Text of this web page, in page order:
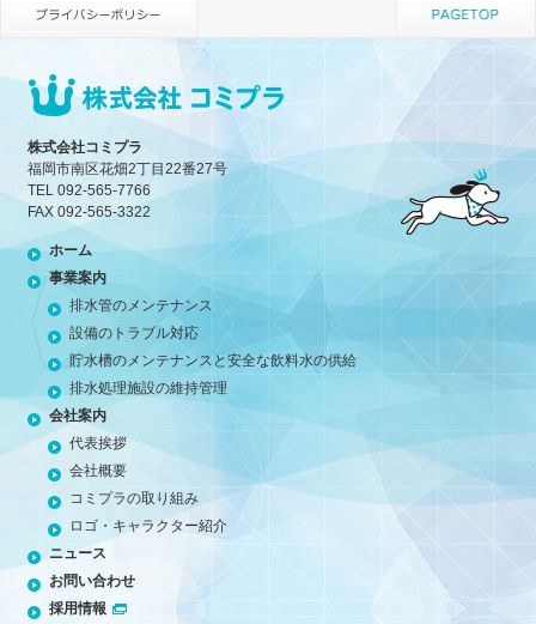
株式会社コミプラ
福岡市南区花畑2丁目22番27号
TEL 092-565-7766
FAX 092-565-3322
ホーム
事業案内
排水管のメンテナンス
設備のトラブル対応
貯水槽のメンテナンスと安全な飲料水の供給
排水処理施設の維持管理
会社案内
代表挨拶
会社概要
コミプラの取り組み
ロゴ・キャラクター紹介
ニュース
お問い合わせ
採用情報